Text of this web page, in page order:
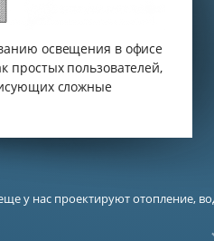
освещения в офисе
простых пользователей,
сложные
у нас проектируют отопление,